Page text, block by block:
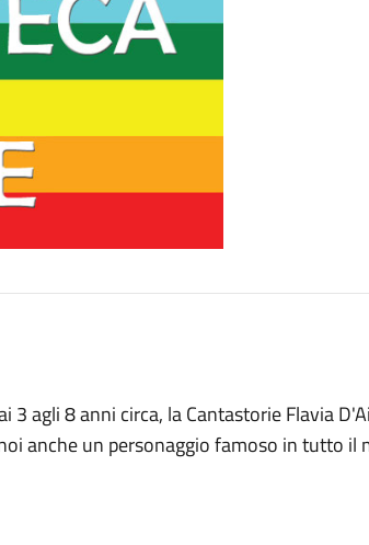
3 agli 8 anni circa, la Cantastorie Flavia
anche un personaggio famoso in tutto